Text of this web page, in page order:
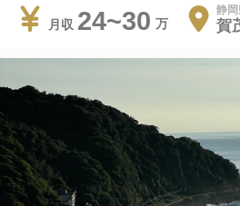
月収 24~30 静
賀